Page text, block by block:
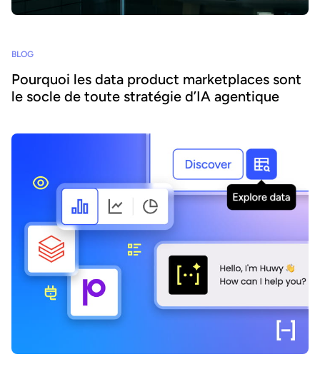
BLOG
Pourquoi les data product marketplaces sont
le socle de toute stratégie d’IA agentique